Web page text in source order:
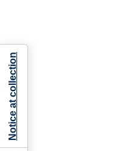
Notice at collection